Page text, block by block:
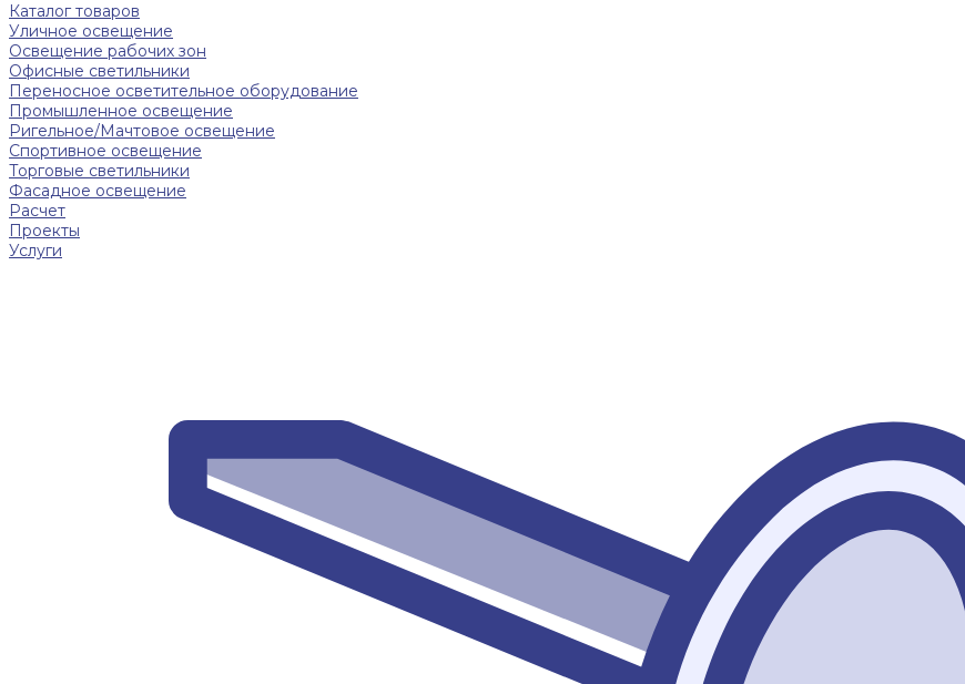
Каталог товаров
Уличное освещение
Освещение рабочих зон
Офисные светильники
Переносное осветительное оборудование
Промышленное освещение
Ригельное/Мачтовое освещение
Спортивное освещение
Торговые светильники
Фасадное освещение
Расчет
Проекты
Услуги